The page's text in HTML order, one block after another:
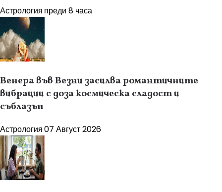
Астрология преди 8 часа
Венера във Везни засилва романтичните
вибрации с доза космическа сладост и
съблазън
Астрология07 Август 2026